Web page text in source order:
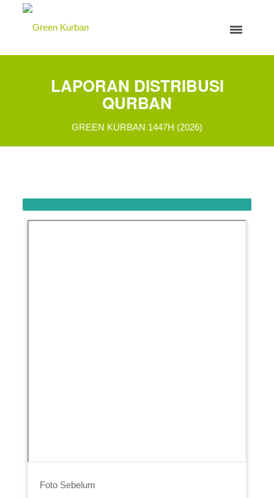
LAPORAN DISTRIBUSI
QURBAN
GREEN KURBAN 1447H (2026)
Foto Sebelum